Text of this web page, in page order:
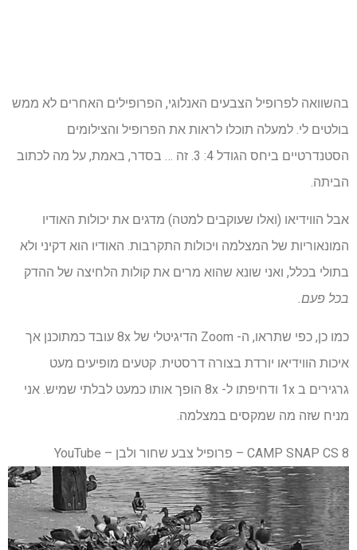
בהשוואה לפרופיל הצבעים האנלוגי, הפרופילים האחרים לא ממש
בולטים לי. למעלה תוכלו לראות את הפרופיל והצילומים
הסטנדרטיים ביחס הגודל 4: 3. זה … בסדר, באמת, על מה לכתוב
הביתה.
אבל הווידיאו (ואלו שעוקבים למטה) מדגים את יכולות האודיו
המונאוריות של המצלמה ויכולות התקרבות. האודיו הוא דקיני ולא
בתולי בכלל, ואני שונא שהוא מרים את קולות הלחיצה של ההדק
בכל פעם.
כמו כן, כפי שתראו, ה- Zoom הדיגיטלי של 8x עובד כמתוכנן אך
איכות הווידיאו יורדת בצורה דרסטית. קטעים מופיעים מעט
גרגירים ב 1x ודחיפתו ל- 8x הופך אותו כמעט לבלתי שמיש. אני
מניח שזה מה שמקסים במצלמה.
CAMP SNAP CS 8 – פרופיל צבע שחור ולבן – YouTube